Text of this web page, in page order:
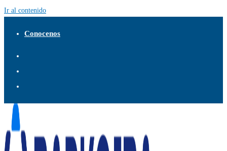
Ir al contenido
Conocenos